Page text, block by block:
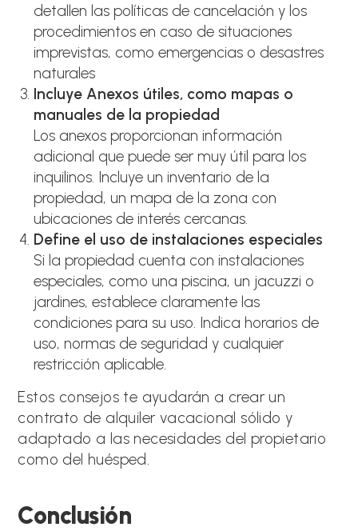
detallen las políticas de cancelación y los
procedimientos en caso de situaciones
imprevistas, como emergencias o desastres
naturales
Incluye Anexos útiles, como mapas o
manuales de la propiedad
Los anexos proporcionan información
adicional que puede ser muy útil para los
inquilinos. Incluye un inventario de la
propiedad, un mapa de la zona con
ubicaciones de interés cercanas.
Define el uso de instalaciones especiales
Si la propiedad cuenta con instalaciones
especiales, como una piscina, un jacuzzi o
jardines, establece claramente las
condiciones para su uso. Indica horarios de
uso, normas de seguridad y cualquier
restricción aplicable.
Estos consejos te ayudarán a crear un
contrato de alquiler vacacional sólido y
adaptado a las necesidades del propietario
como del huésped.
Conclusión